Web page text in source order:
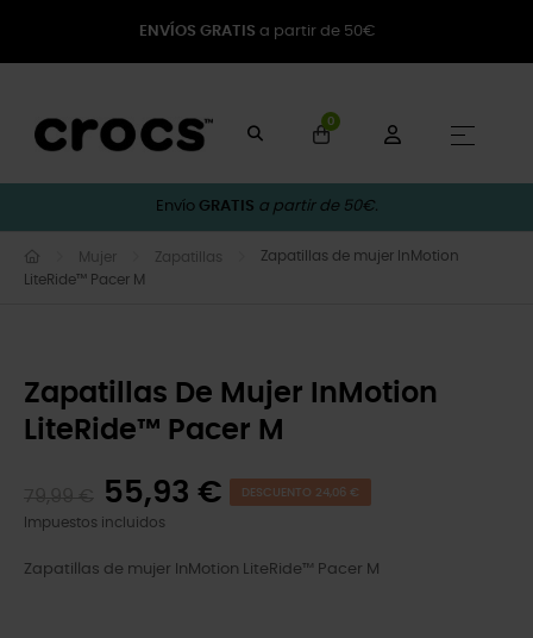
ENVÍOS GRATIS a partir de 50€
0
☰
Envío GRATIS a partir de 50€.
Mujer Zapatillas
Zapatillas de mujer InMotion
LiteRide™ Pacer M
Zapatillas De Mujer InMotion
LiteRide™ Pacer M
55,93 € DESCUENTO 24,06 €
Impuestos incluidos
Zapatillas de mujer InMotion LiteRide™ Pacer M